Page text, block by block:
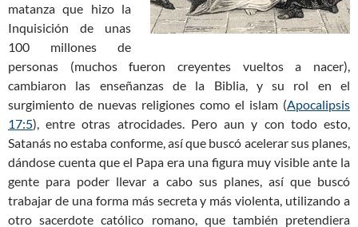
matanza que hizo la
Inquisición de unas
100 millones de
personas (muchos fueron creyentes vueltos a nacer),
cambiaron las enseñanzas de la Biblia, y su rol en el
surgimiento de nuevas religiones como el islam (Apocalipsis
17:5), entre otras atrocidades. Pero aun y con todo esto,
Satanás no estaba conforme, así que buscó acelerar sus planes,
dándose cuenta que el Papa era una figura muy visible ante la
gente para poder llevar a cabo sus planes, así que buscó
trabajar de una forma más secreta y más violenta, utilizando a
otro sacerdote católico romano, que también pretendiera